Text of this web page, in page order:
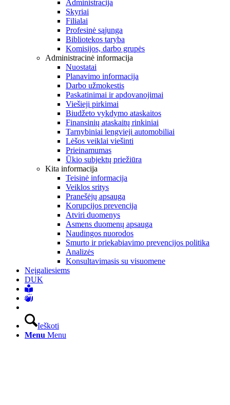
Administracija
Skyriai
Filialai
Profesinė sąjunga
Bibliotekos taryba
Komisijos, darbo grupės
Administracinė informacija
Nuostatai
Planavimo informacija
Darbo užmokestis
Paskatinimai ir apdovanojimai
Viešieji pirkimai
Biudžeto vykdymo ataskaitos
Finansinių ataskaitų rinkiniai
Tarnybiniai lengvieji automobiliai
Lėšos veiklai viešinti
Prieinamumas
Ūkio subjektų priežiūra
Kita informacija
Teisinė informacija
Veiklos sritys
Pranešėjų apsauga
Korupcijos prevencija
Atviri duomenys
Asmens duomenų apsauga
Naudingos nuorodos
Smurto ir priekabiavimo prevencijos politika
Analizės
Konsultavimasis su visuomene
Neįgaliesiems
DUK
Ieškoti
Menu Menu